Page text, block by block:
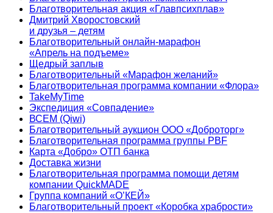
Благотворительная акция «Главпсихплав»
Дмитрий Хворостовский
и друзья – детям
Благотворительный онлайн‑марафон
«Апрель на подъеме»
Щедрый заплыв
Благотворительный «Марафон желаний»
Благотворительная программа компании «Флора»
TakeMyTime
Экспедиция «Совпадение»
ВСЕМ (Qiwi)
Благотворительный аукцион ООО «Доброторг»
Благотворительная программа группы PBF
Карта «Добро» ОТП банка
Доставка жизни
Благотворительная программа помощи детям
компании QuickMADE
Группа компаний «О’КЕЙ»
Благотворительный проект «Коробка храбрости»